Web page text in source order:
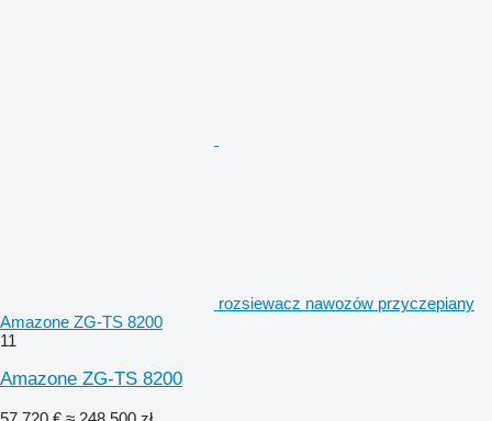
rozsiewacz nawozów przyczepiany
Amazone ZG-TS 8200
11
Amazone ZG-TS 8200